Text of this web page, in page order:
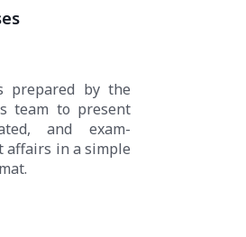
prepared by the
team to present
and exam-
affairs in a simple